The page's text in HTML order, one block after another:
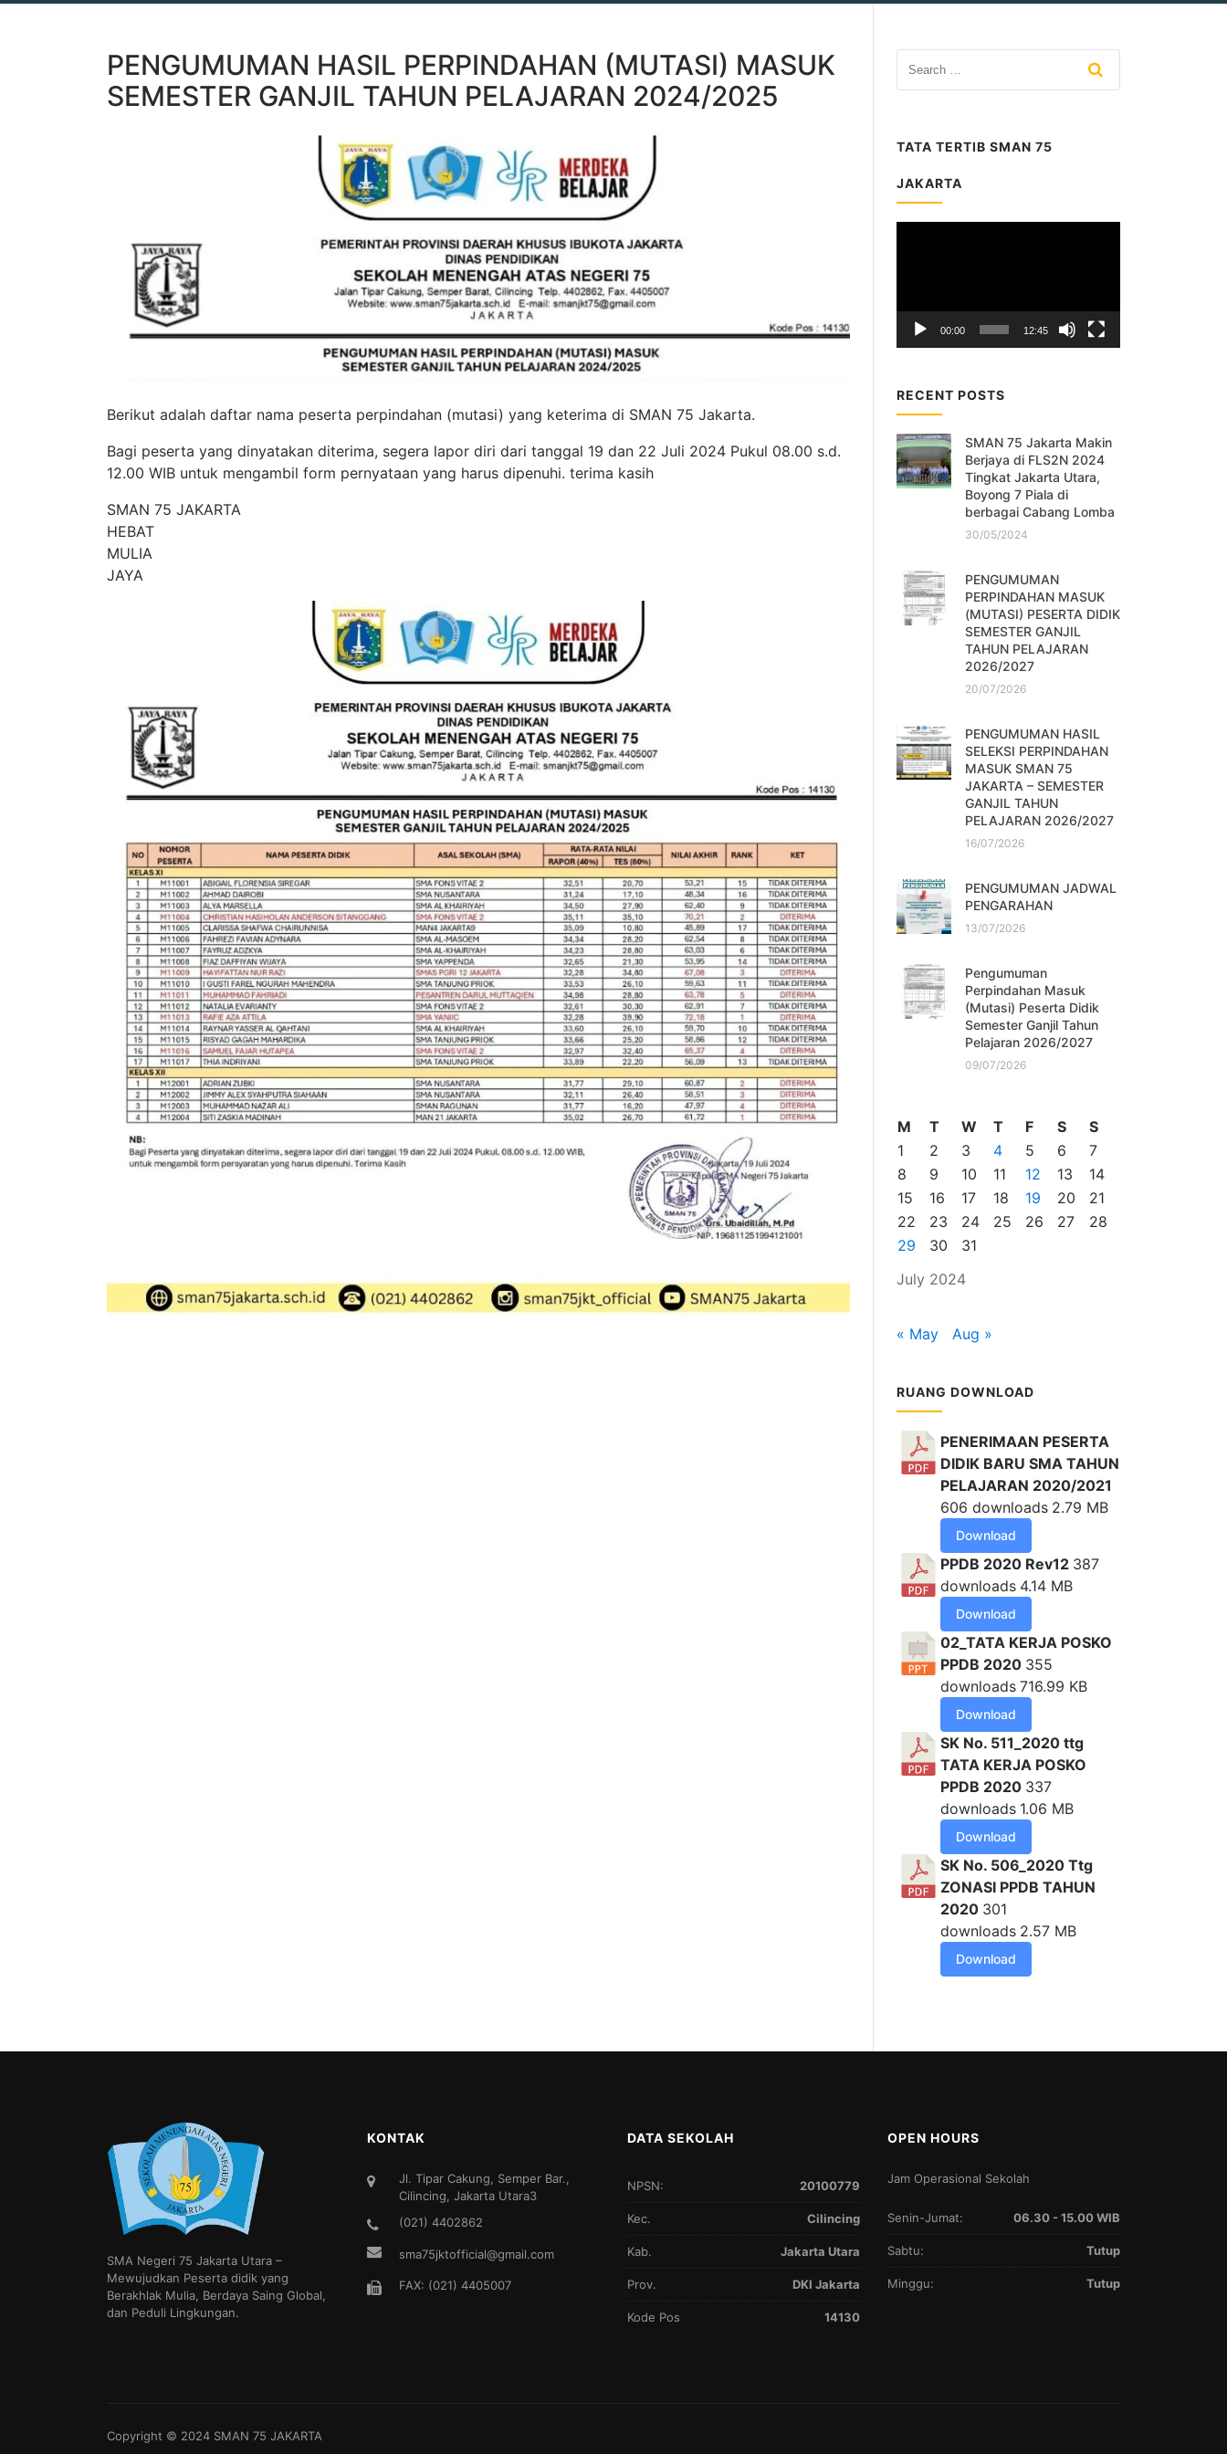
PENGUMUMAN HASIL PERPINDAHAN (MUTASI) MASUK
SEMESTER GANJIL TAHUN PELAJARAN 2024/2025
Berikut adalah daftar nama peserta perpindahan (mutasi) yang keterima di SMAN 75 Jakarta.
Bagi peserta yang dinyatakan diterima, segera lapor diri dari tanggal 19 dan 22 Juli 2024 Pukul 08.00 s.d.
12.00 WIB untuk mengambil form pernyataan yang harus dipenuhi. terima kasih
SMAN 75 JAKARTA
HEBAT
MULIA
JAYA
TATA TERTIB SMAN 75
JAKARTA
00:00 12:45
RECENT POSTS
SMAN 75 Jakarta Makin
Berjaya di FLS2N 2024
Tingkat Jakarta Utara,
Boyong 7 Piala di
berbagai Cabang Lomba
30/05/2024
PENGUMUMAN
PERPINDAHAN MASUK
(MUTASI) PESERTA DIDIK
SEMESTER GANJIL
TAHUN PELAJARAN
2026/2027
20/07/2026
PENGUMUMAN HASIL
SELEKSI PERPINDAHAN
MASUK SMAN 75
JAKARTA – SEMESTER
GANJIL TAHUN
PELAJARAN 2026/2027
16/07/2026
PENGUMUMAN JADWAL
PENGARAHAN
13/07/2026
Pengumuman
Perpindahan Masuk
(Mutasi) Peserta Didik
Semester Ganjil Tahun
Pelajaran 2026/2027
09/07/2026
July 2024
M T W T F S
S
1
2 3 4 5 6
7
8
9 10 11 12 13
14
15
16 17 18 19 20
21
22
23 24 25 26 27
28
29
30 31
« May Aug »
RUANG DOWNLOAD
PENERIMAAN PESERTA
DIDIK BARU SMA TAHUN
PELAJARAN 2020/2021
606 downloads 2.79 MB
Download
PPDB 2020 Rev12 387
downloads 4.14 MB
Download
02_TATA KERJA POSKO
PPDB 2020 355
downloads 716.99 KB
Download
SK No. 511_2020 ttg
TATA KERJA POSKO
PPDB 2020 337
downloads 1.06 MB
Download
SK No. 506_2020 Ttg
ZONASI PPDB TAHUN
2020 301
downloads 2.57 MB
Download
SMA Negeri 75 Jakarta Utara –
Mewujudkan Peserta didik yang
Berakhlak Mulia, Berdaya Saing Global,
dan Peduli Lingkungan.
KONTAK
Jl. Tipar Cakung, Semper Bar.,
Cilincing, Jakarta Utara3
(021) 4402862
sma75jktofficial@gmail.com
FAX: (021) 4405007
DATA SEKOLAH
NPSN: 20100779
Kec. Cilincing
Kab. Jakarta Utara
Prov. DKI Jakarta
Kode Pos 14130
OPEN HOURS
Jam Operasional Sekolah
Senin-Jumat: 06.30 - 15.00 WIB
Sabtu: Tutup
Minggu: Tutup